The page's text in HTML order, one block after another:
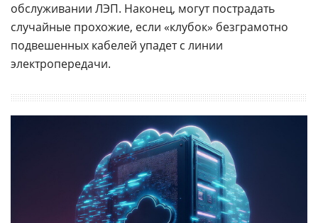
обслуживании ЛЭП. Наконец, могут пострадать
случайные прохожие, если «клубок» безграмотно
подвешенных кабелей упадет с линии
электропередачи.